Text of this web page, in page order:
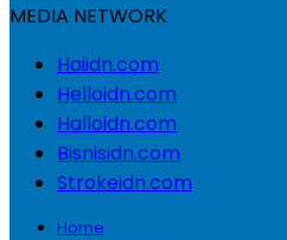
MEDIA NETWORK
Haiidn.com
Helloidn.com
Halloidn.com
Bisnisidn.com
Strokeidn.com
Home